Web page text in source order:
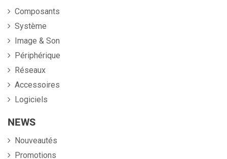
Composants
Système
Image & Son
Périphérique
Réseaux
Accessoires
Logiciels
NEWS
Nouveautés
Promotions